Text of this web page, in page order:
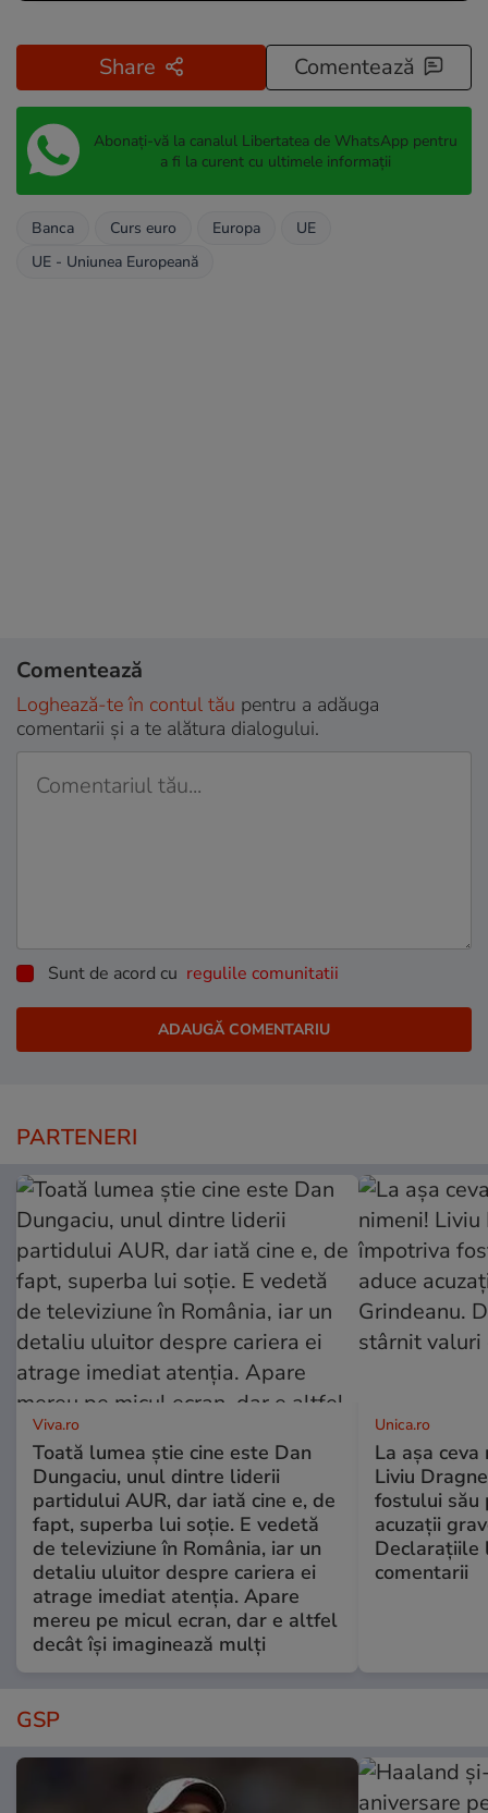
Share Comentează
Abonați-vă la canalul Libertatea de WhatsApp pentru
a fi la curent cu ultimele informații
Banca Curs euro Europa
UE
UE - Uniunea Europeană
Comentează
Loghează-te în contul tău pentru a adăuga
comentarii și a te alătura dialogului.
Sunt de acord cu regulile comunitatii
PARTENERI
Viva.ro
Toată lumea știe cine este Dan
Dungaciu, unul dintre liderii
partidului AUR, dar iată cine e, de
fapt, superba lui soție. E vedetă
de televiziune în România, iar un
detaliu uluitor despre cariera ei
atrage imediat atenția. Apare
mereu pe micul ecran, dar e altfel
decât își imaginează mulți
Unica.ro
La așa
Liviu
fostului său
acuzații
Declarațiile
comentarii
GSP